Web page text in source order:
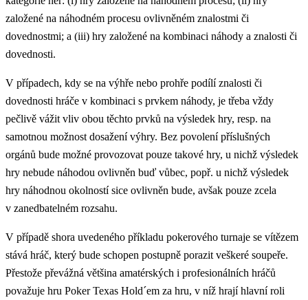
založené na náhodném procesu ovlivněném znalostmi či
dovednostmi; a (iii) hry založené na kombinaci náhody a znalosti či
dovednosti.
V případech, kdy se na výhře nebo prohře podílí znalosti či
dovednosti hráče v kombinaci s prvkem náhody, je třeba vždy
pečlivě vážit vliv obou těchto prvků na výsledek hry, resp. na
samotnou možnost dosažení výhry. Bez povolení příslušných
orgánů bude možné provozovat pouze takové hry, u nichž výsledek
hry nebude náhodou ovlivněn buď vůbec, popř. u nichž výsledek
hry náhodnou okolností sice ovlivněn bude, avšak pouze zcela
v zanedbatelném rozsahu.
V případě shora uvedeného příkladu pokerového turnaje se vítězem
stává hráč, který bude schopen postupně porazit veškeré soupeře.
Přestože převážná většina amatérských i profesionálních hráčů
považuje hru Poker Texas Hold´em za hru, v níž hrají hlavní roli